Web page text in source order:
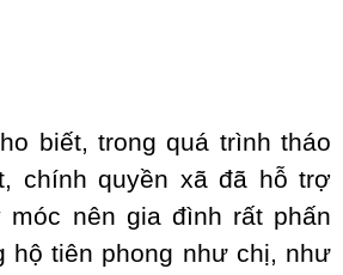
biết, trong quá trình tháo
chính quyền xã đã hỗ trợ
nên gia đình rất phấn
hộ tiên phong như chị, như